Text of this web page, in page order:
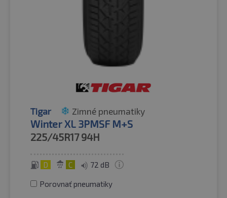
Tigar Zimné pneumatiky
Winter XL 3PMSF M+S
225/45R17 94H
D C 72 dB
Porovnať pneumatiky